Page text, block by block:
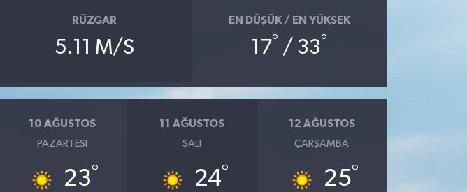
RÜZGAR
5.11 M/S
EN DÜŞÜK / EN YÜKSEK
17° / 33°
10 AĞUSTOS
PAZARTESI
23°
11 AĞUSTOS
SALI
24°
12 AĞUSTOS
ÇARŞAMBA
25°